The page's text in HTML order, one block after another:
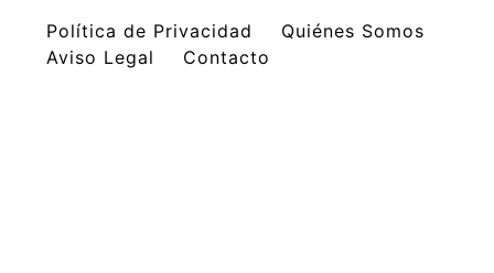
Política de Privacidad
Quiénes Somos
Aviso Legal
Contacto